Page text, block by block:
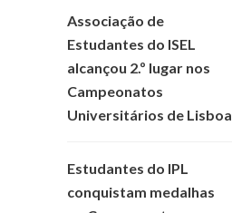
Associação de
Estudantes do ISEL
alcançou 2.º lugar nos
Campeonatos
Universitários de Lisboa
Estudantes do IPL
conquistam medalhas